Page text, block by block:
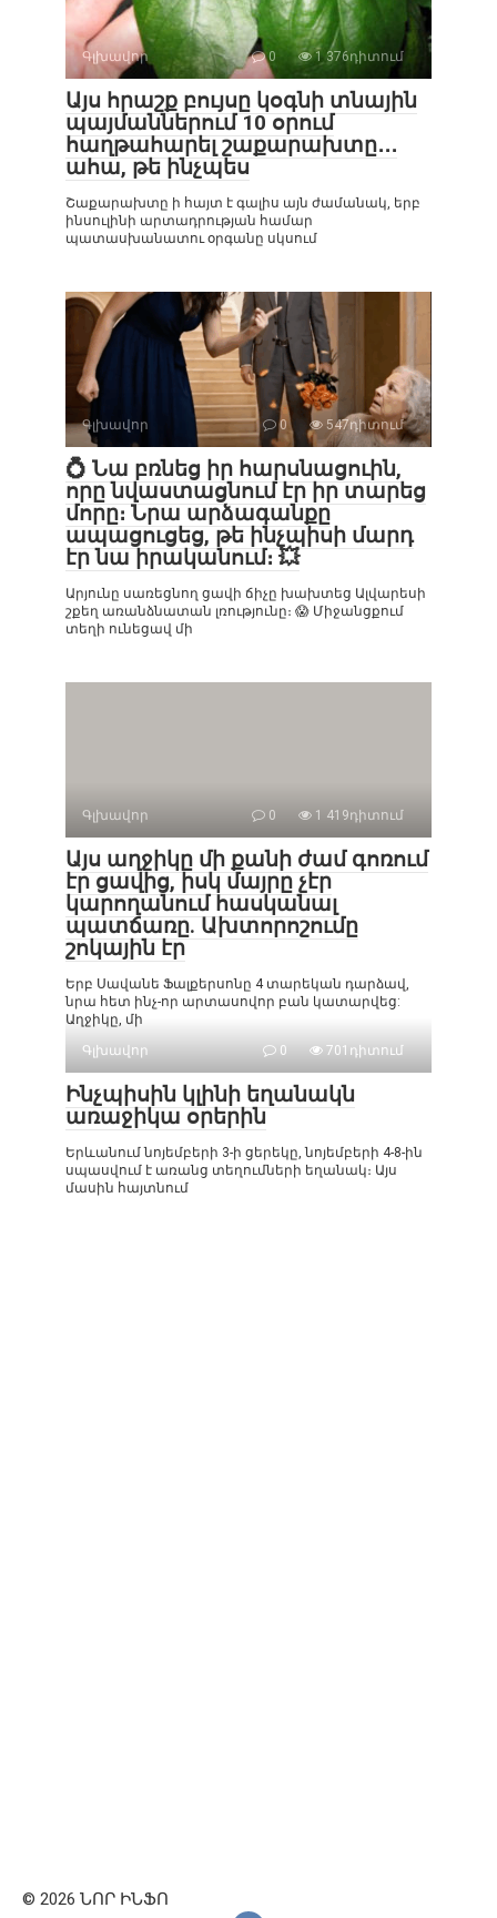
Գլխավոր 0 1 376դիտում
Այս հրաշք բույսը կօգնի տնային
պայմաններում 10 օրում
հաղթահարել շաքարախտը․․․
ահա, թե ինչպես
Շաքարախտը ի հայտ է գալիս այն ժամանակ, երբ
ինսուլինի արտադրության համար
պատասխանատու օրգանը սկսում
Գլխավոր 0 547դիտում
💍 Նա բռնեց իր հարսնացուին,
որը նվաստացնում էր իր տարեց
մորը։ Նրա արձագանքը
ապացուցեց, թե ինչպիսի մարդ
էր նա իրականում։ 💥
Արյունը սառեցնող ցավի ճիչը խախտեց Ալվարեսի
շքեղ առանձնատան լռությունը։ 😱 Միջանցքում
տեղի ունեցավ մի
Գլխավոր 0 1 419դիտում
Այս աղջիկը մի քանի ժամ գոռում
էր ցավից, իսկ մայրը չէր
կարողանում հասկանալ
պատճառը. Ախտորոշումը
շոկային էր
Երբ Սավանե Ֆալքերսոնը 4 տարեկան դարձավ,
նրա հետ ինչ-որ արտասովոր բան կատարվեց:
Աղջիկը, մի
Գլխավոր
0 701դիտում
Ինչպիսին կլինի եղանակն
առաջիկա օրերին
Երևանում նոյեմբերի 3-ի ցերեկը, նոյեմբերի 4-8-ին
սպասվում է առանց տեղումների եղանակ։ Այս
մասին հայտնում
© 2026 ՆՈՐ ԻՆՖՈ